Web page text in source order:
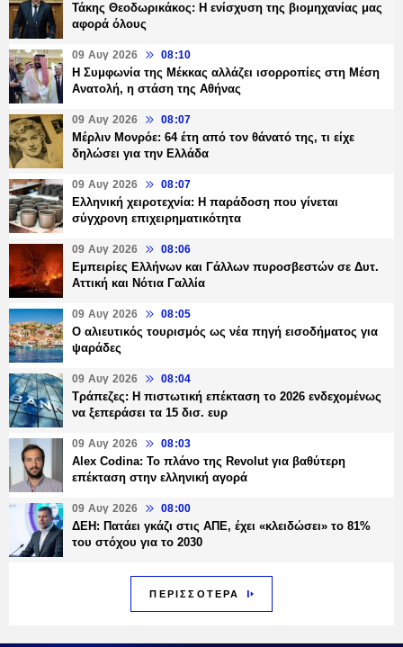
Τάκης Θεοδωρικάκος: Η ενίσχυση της βιομηχανίας μας
αφορά όλους
09 Αυγ 2026 08:10
Η Συμφωνία της Μέκκας αλλάζει ισορροπίες στη Μέση
Ανατολή, η στάση της Αθήνας
09 Αυγ 2026 08:07
Μέρλιν Μονρόε: 64 έτη από τον θάνατό της, τι είχε
δηλώσει για την Ελλάδα
09 Αυγ 2026 08:07
Ελληνική χειροτεχνία: Η παράδοση που γίνεται
σύγχρονη επιχειρηματικότητα
09 Αυγ 2026 08:06
Εμπειρίες Ελλήνων και Γάλλων πυροσβεστών σε Δυτ.
Αττική και Νότια Γαλλία
09 Αυγ 2026 08:05
Ο αλιευτικός τουρισμός ως νέα πηγή εισοδήματος για
ψαράδες
09 Αυγ 2026 08:04
Τράπεζες: H πιστωτική επέκταση το 2026 ενδεχομένως
να ξεπεράσει τα 15 δισ. ευρ
09 Αυγ 2026 08:03
Alex Codina: Το πλάνο της Revolut για βαθύτερη
επέκταση στην ελληνική αγορά
09 Αυγ 2026 08:00
ΔΕΗ: Πατάει γκάζι στις ΑΠΕ, έχει «κλειδώσει» το 81%
του στόχου για το 2030
ΠΕΡΙΣΣΟΤΕΡΑ